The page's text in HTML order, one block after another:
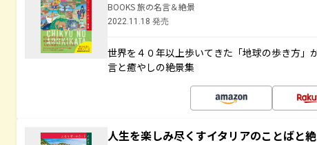
BOOKS 旅の名言＆絶景
2022.11.18 発売
世界を４０年以上歩いてきた「地球の歩き方」
言と癒やしの絶景集
人生を楽しみ尽くすイタリアのことばと